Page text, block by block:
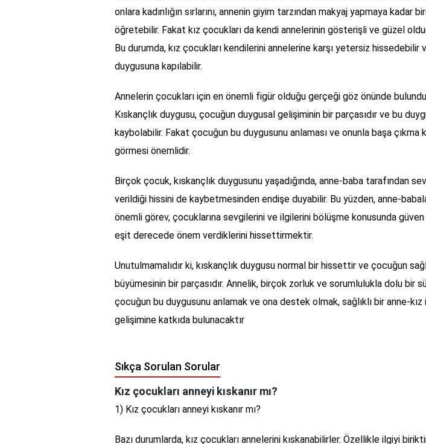
onlara kadınlığın sırlarını, annenin giyim tarzından makyaj yapmaya kadar
öğretebilir. Fakat kız çocukları da kendi annelerinin gösterişli ve güzel
Bu durumda, kız çocukları kendilerini annelerine karşı yetersiz hissedebilir
duygusuna kapılabilir.
Annelerin çocukları için en önemli figür olduğu gerçeği göz önünde
Kıskançlık duygusu, çocuğun duygusal gelişiminin bir parçasıdır ve bu
kaybolabilir. Fakat çocuğun bu duygusunu anlaması ve onunla başa çıkma
görmesi önemlidir.
Birçok çocuk, kıskançlık duygusunu yaşadığında, anne-baba tarafından
verildiği hissini de kaybetmesinden endişe duyabilir. Bu yüzden, anne-
önemli görev, çocuklarına sevgilerini ve ilgilerini bölüşme konusunda
eşit derecede önem verdiklerini hissettirmektir.
Unutulmamalıdır ki, kıskançlık duygusu normal bir hissettir ve çocuğun
büyümesinin bir parçasıdır. Annelik, birçok zorluk ve sorumlulukla dolu bir
çocuğun bu duygusunu anlamak ve ona destek olmak, sağlıklı bir anne-kız
gelişimine katkıda bulunacaktır
Sıkça Sorulan Sorular
Kız çocukları anneyi kıskanır mı?
1) Kız çocukları anneyi kıskanır mı?
Bazı durumlarda, kız çocukları annelerini kıskanabilirler. Özellikle ilgiyi